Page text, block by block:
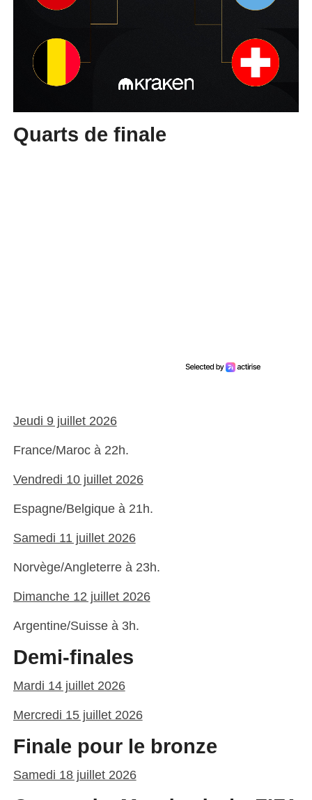
Quarts de finale
Jeudi 9 juillet 2026
France/Maroc à 22h.
Vendredi 10 juillet 2026
Espagne/Belgique à 21h.
Samedi 11 juillet 2026
Norvège/Angleterre à 23h.
Dimanche 12 juillet 2026
Argentine/Suisse à 3h.
Demi-finales
Mardi 14 juillet 2026
Mercredi 15 juillet 2026
Finale pour le bronze
Samedi 18 juillet 2026